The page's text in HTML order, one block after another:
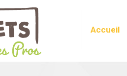
Accueil